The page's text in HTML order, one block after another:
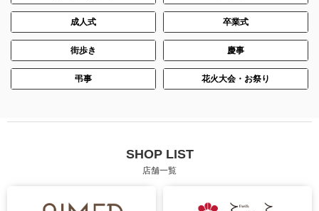
成人式 卒業式
街歩き 慶事
弔事 花火大会・お祭り
SHOP LIST
店舗一覧